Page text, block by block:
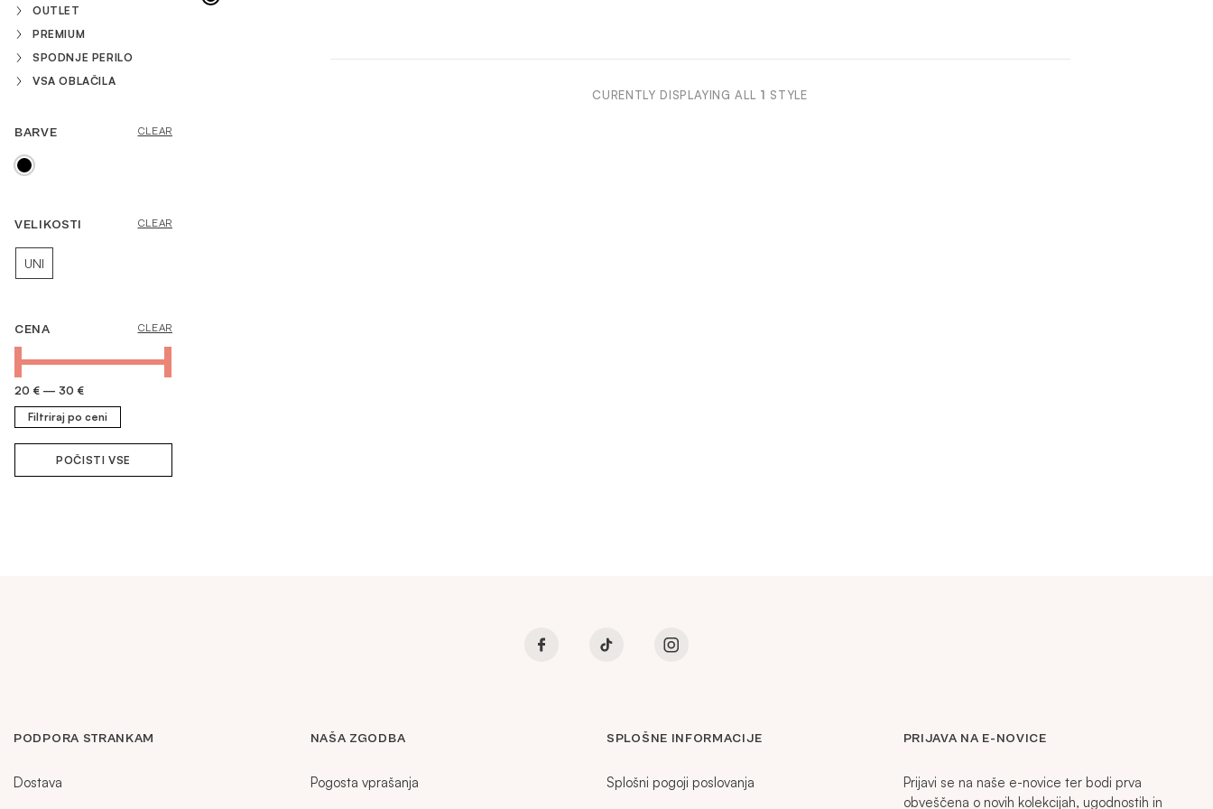
VEČ INFORMACIJ
OUTLET
PREMIUM
SPODNJE PERILO
VSA OBLAČILA
BARVE CLEAR
VELIKOSTI CLEAR
UNI
CENA CLEAR
20 € — 30 €
Filtriraj po ceni
POČISTI VSE
CURENTLY DISPLAYING ALL 1 STYLE
PODPORA STRANKAM
Dostava
NAŠA ZGODBA
Pogosta vprašanja
SPLOŠNE INFORMACIJE
Splošni pogoji poslovanja
PRIJAVA NA E-NOVICE
Prijavi se na naše e-novice ter bodi prva
obveščena o novih kolekcijah, ugodnostih in